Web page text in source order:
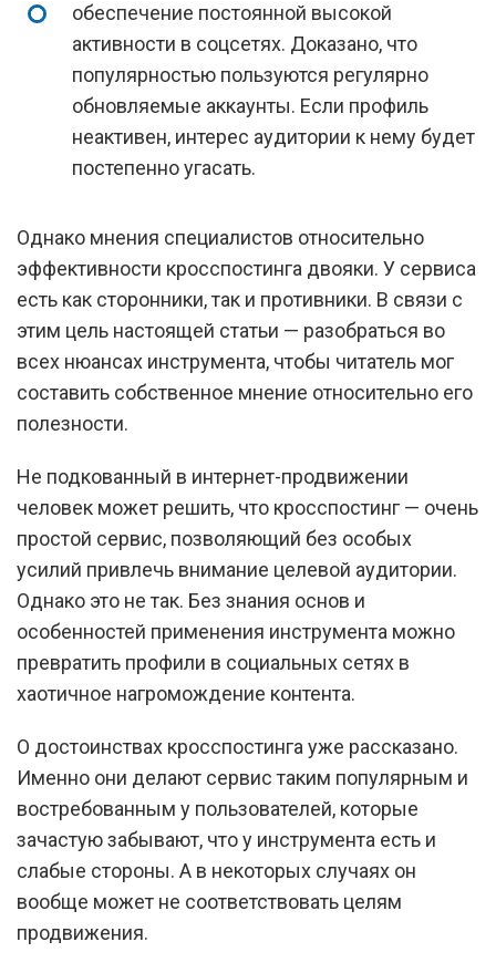
обеспечение постоянной высокой
активности в соцсетях. Доказано, что
популярностью пользуются регулярно
обновляемые аккаунты. Если профиль
неактивен, интерес аудитории к нему будет
постепенно угасать.
Однако мнения специалистов относительно
эффективности кросспостинга двояки. У сервиса
есть как сторонники, так и противники. В связи с
этим цель настоящей статьи — разобраться во
всех нюансах инструмента, чтобы читатель мог
составить собственное мнение относительно его
полезности.
Не подкованный в интернет-продвижении
человек может решить, что кросспостинг — очень
простой сервис, позволяющий без особых
усилий привлечь внимание целевой аудитории.
Однако это не так. Без знания основ и
особенностей применения инструмента можно
превратить профили в социальных сетях в
хаотичное нагромождение контента.
О достоинствах кросспостинга уже рассказано.
Именно они делают сервис таким популярным и
востребованным у пользователей, которые
зачастую забывают, что у инструмента есть и
слабые стороны. А в некоторых случаях он
вообще может не соответствовать целям
продвижения.